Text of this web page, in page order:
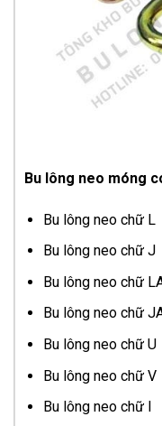
Bu lông neo móng
Bu lông neo chữ L
Bu lông neo chữ J
Bu lông neo chữ
Bu lông neo chữ
Bu lông neo chữ U
Bu lông neo chữ V
Bu lông neo chữ I